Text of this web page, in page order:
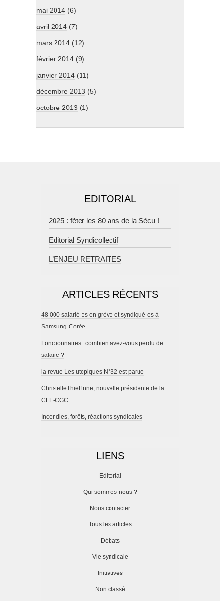
mai 2014 (6)
avril 2014 (7)
mars 2014 (12)
février 2014 (9)
janvier 2014 (11)
décembre 2013 (5)
octobre 2013 (1)
EDITORIAL
2025 : fêter les 80 ans de la Sécu !
Editorial Syndicollectif
L’ENJEU RETRAITES
ARTICLES RÉCENTS
48 000 salarié-es en grève et syndiqué-es à
Samsung-Corée
Fonctionnaires : combien avez-vous perdu de
salaire ?
la revue Les utopiques N°32 est parue
ChristelleThieffinne, nouvelle présidente de la
CFE-CGC
Incendies, forêts, réactions syndicales
LIENS
Editorial
Qui sommes-nous ?
Nous contacter
Tous les articles
Débats
Vie syndicale
Initiatives
Non classé